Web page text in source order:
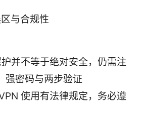
与合规性
并不等于绝对安全，仍需注
强密码与两步验证
使用有法律规定，务必遵